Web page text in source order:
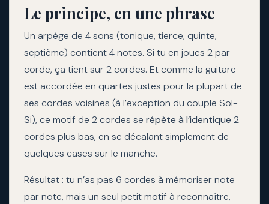
Le principe, en une phrase
Un arpège de 4 sons (tonique, tierce, quinte,
septième) contient 4 notes. Si tu en joues 2 par
corde, ça tient sur 2 cordes. Et comme la guitare
est accordée en quartes justes pour la plupart de
ses cordes voisines (à l’exception du couple Sol-
Si), ce motif de 2 cordes se répète à l’identique 2
cordes plus bas, en se décalant simplement de
quelques cases sur le manche.
Résultat : tu n’as pas 6 cordes à mémoriser note
par note, mais un seul petit motif à reconnaître,